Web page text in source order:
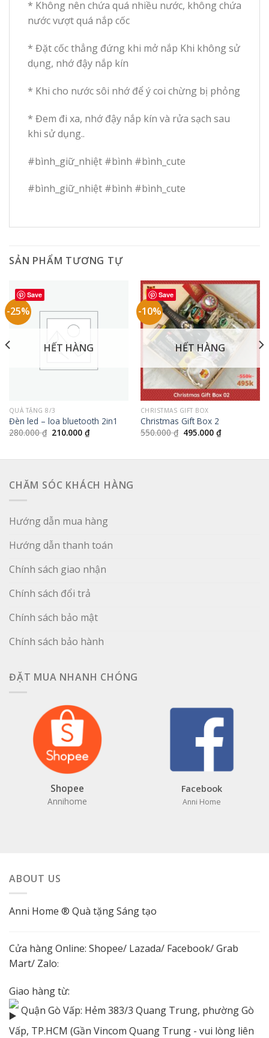
* Không nên chứa quá nhiều nước, không chứa
nước vượt quá nắp cốc
* Đặt cốc thẳng đứng khi mở nắp Khi không sử
dụng, nhớ đậy nắp kín
* Khi cho nước sôi nhớ để ý coi chừng bị phỏng
* Đem đi xa, nhớ đậy nắp kín và rửa sạch sau
khi sử dụng..
#bình_giữ_nhiệt #bình #bình_cute
#bình_giữ_nhiệt #bình #bình_cute
SẢN PHẨM TƯƠNG TỰ
Save
-25%
HẾT HÀNG
QUÀ TẶNG 8/3
Đèn led – loa bluetooth 2in1
280.000₫ Giá
gốc
210.000 ₫Giá
hiện
210.000 ₫.
Save
-10%
HẾT HÀNG
CHRISTMAS GIFT BOX
Christmas Gift Box 2
550.000₫ Giá
gốc
495.000 ₫Giá
hiện
495.000 ₫.
CHĂM SÓC KHÁCH HÀNG
Hướng dẫn mua hàng
Hướng dẫn thanh toán
Chính sách giao nhận
Chính sách đổi trả
Chính sách bảo mật
Chính sách bảo hành
ĐẶT MUA NHANH CHÓNG
Shopee
Annihome
Facebook
Anni Home
ABOUT US
Anni Home ® Quà tặng Sáng tạo
Cửa hàng Online: Shopee/ Lazada/ Facebook/ Grab
Mart/ Zalo:
Giao hàng từ:
Quận Gò Vấp: Hẻm 383/3 Quang Trung, phường Gò
Vấp, TP.HCM (Gần Vincom Quang Trung - vui lòng liên